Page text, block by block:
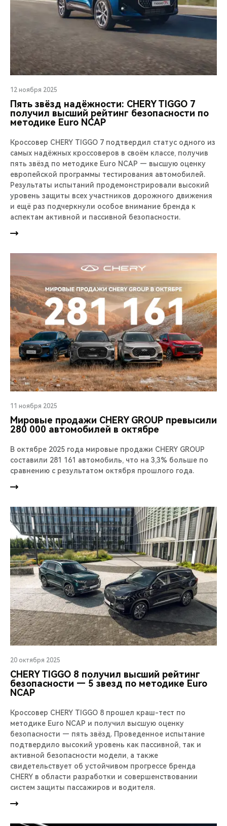
12 ноября 2025
Пять звёзд надёжности: CHERY TIGGO 7
получил высший рейтинг безопасности по
методике Euro NCAP
Кроссовер CHERY TIGGO 7 подтвердил статус одного из
самых надёжных кроссоверов в своём классе, получив
пять звёзд по методике Euro NCAP — высшую оценку
европейской программы тестирования автомобилей.
Результаты испытаний продемонстрировали высокий
уровень защиты всех участников дорожного движения
и ещё раз подчеркнули особое внимание бренда к
аспектам активной и пассивной безопасности.
11 ноября 2025
Мировые продажи CHERY GROUP превысили
280 000 автомобилей в октябре
В октябре 2025 года мировые продажи CHERY GROUP
составили 281 161 автомобиль, что на 3,3% больше по
сравнению с результатом октября прошлого года.
20 октября 2025
CHERY TIGGO 8 получил высший рейтинг
безопасности — 5 звезд по методике Euro
NCAP
Кроссовер CHERY TIGGO 8 прошел краш-тест по
методике Euro NCAP и получил высшую оценку
безопасности — пять звёзд. Проведенное испытание
подтвердило высокий уровень как пассивной, так и
активной безопасности модели, а также
свидетельствует об устойчивом прогрессе бренда
CHERY в области разработки и совершенствовании
систем защиты пассажиров и водителя.